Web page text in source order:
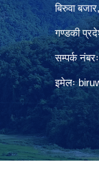
बिरुवा
गण्डकी
सम्पर्क
इमेलः